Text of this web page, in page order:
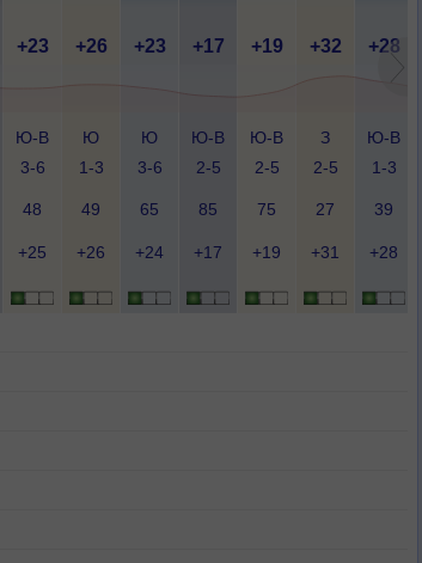
+23 +26 +23 +17 +19 +32 +28
Ю-В
3-6
Ю
1-3
Ю
3-6
Ю-В
2-5
Ю-В
2-5
З
2-5
Ю-В
1-3
48 49 65 85 75 27 39
+25 +26 +24 +17 +19 +31 +28